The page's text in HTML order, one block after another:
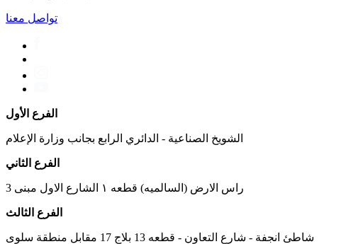
تواصل معنا
الفرع الأول
الشويخ الصناعية - الدائري الرابع بجانب وزارة الإعلام
الفرع الثاني
راس الارض (السالميه) قطعه ١ الشارع الاول مبنى 3
الفرع الثالث
شاطئ انجفة - شارع التعاون - قطعه 13 بلاج 17 مقابل منطقة سلوى